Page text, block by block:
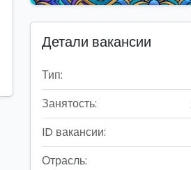
Детали вакансии
Тип:
Занятость:
ID вакансии:
Отрасль: